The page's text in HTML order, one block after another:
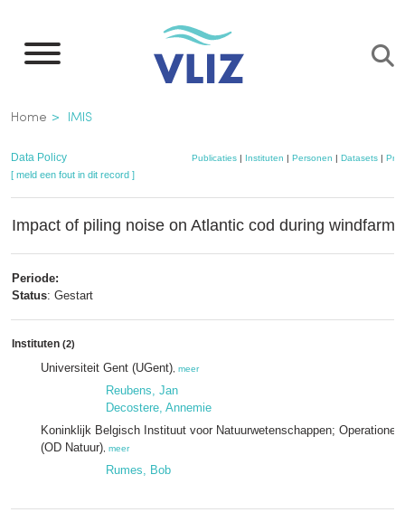
naar
inhoud
gaan
Kruimelpad
Home IMIS
Data Policy Publicaties| Instituten | Personen | Datasets|
[ meld een fout in dit record ]
Impact of piling noise on Atlantic cod during windfarm
Periode:
Status: Gestart
Instituten (2)
Universiteit Gent (UGent) meer
Reubens, Jan
Decostere, Annemie
Koninklijk Belgisch Instituut voor Natuurwetenschappen;
(OD Natuur) meer
Rumes, Bob